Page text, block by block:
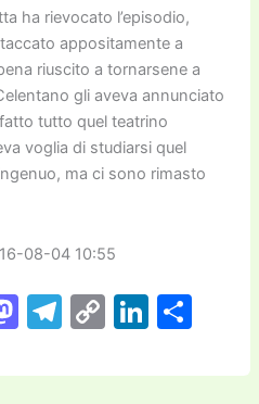
ha rievocato l’episodio,
appositamente a
riuscito a tornarsene a
gli aveva annunciato
tutto quel teatrino
voglia di studiarsi quel
ma ci sono rimasto
08-04 10:55
M
st
T
e
C
p
Li
k
C
n